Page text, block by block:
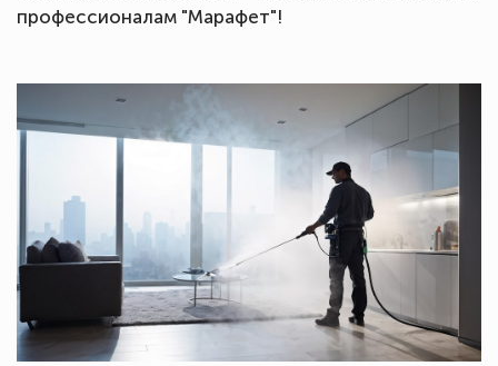
профессионалам "Марафет"!